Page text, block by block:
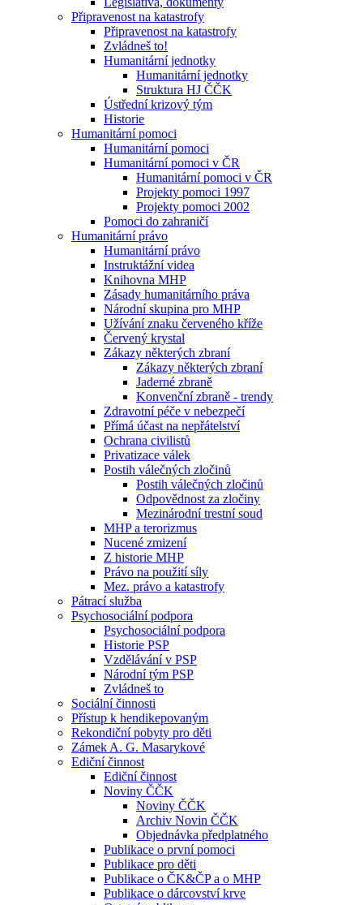
Připravenost na katastrofy
Připravenost na katastrofy
Zvládneš to!
Humanitární jednotky
Humanitární jednotky
Struktura HJ ČČK
Ústřední krizový tým
Historie
Humanitární pomoci
Humanitární pomoci
Humanitární pomoci v ČR
Humanitární pomoci v ČR
Projekty pomoci 1997
Projekty pomoci 2002
Pomoci do zahraničí
Humanitární právo
Humanitární právo
Instruktážní videa
Knihovna MHP
Zásady humanitárního práva
Národní skupina pro MHP
Užívání znaku červeného kříže
Červený krystal
Zákazy některých zbraní
Zákazy některých zbraní
Jaderné zbraně
Konvenční zbraně - trendy
Zdravotní péče v nebezpečí
Přímá účast na nepřátelství
Ochrana civilistů
Privatizace válek
Postih válečných zločinů
Postih válečných zločinů
Odpovědnost za zločiny
Mezinárodní trestní soud
MHP a terorizmus
Nucené zmizení
Z historie MHP
Právo na použití síly
Mez. právo a katastrofy
Pátrací služba
Psychosociální podpora
Psychosociální podpora
Historie PSP
Vzdělávání v PSP
Národní tým PSP
Zvládneš to
Sociální činnosti
Přístup k hendikepovaným
Rekondiční pobyty pro děti
Zámek A. G. Masarykové
Ediční činnost
Ediční činnost
Noviny ČČK
Noviny ČČK
Archiv Novin ČČK
Objednávka předplatného
Publikace o první pomoci
Publikace pro děti
Publikace o ČK&ČP a o MHP
Publikace o dárcovství krve